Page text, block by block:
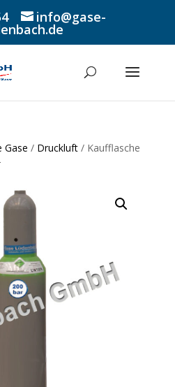
info@gase-
Gase / Druckluft/ Kaufflasche